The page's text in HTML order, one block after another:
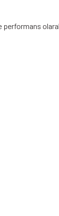
performans